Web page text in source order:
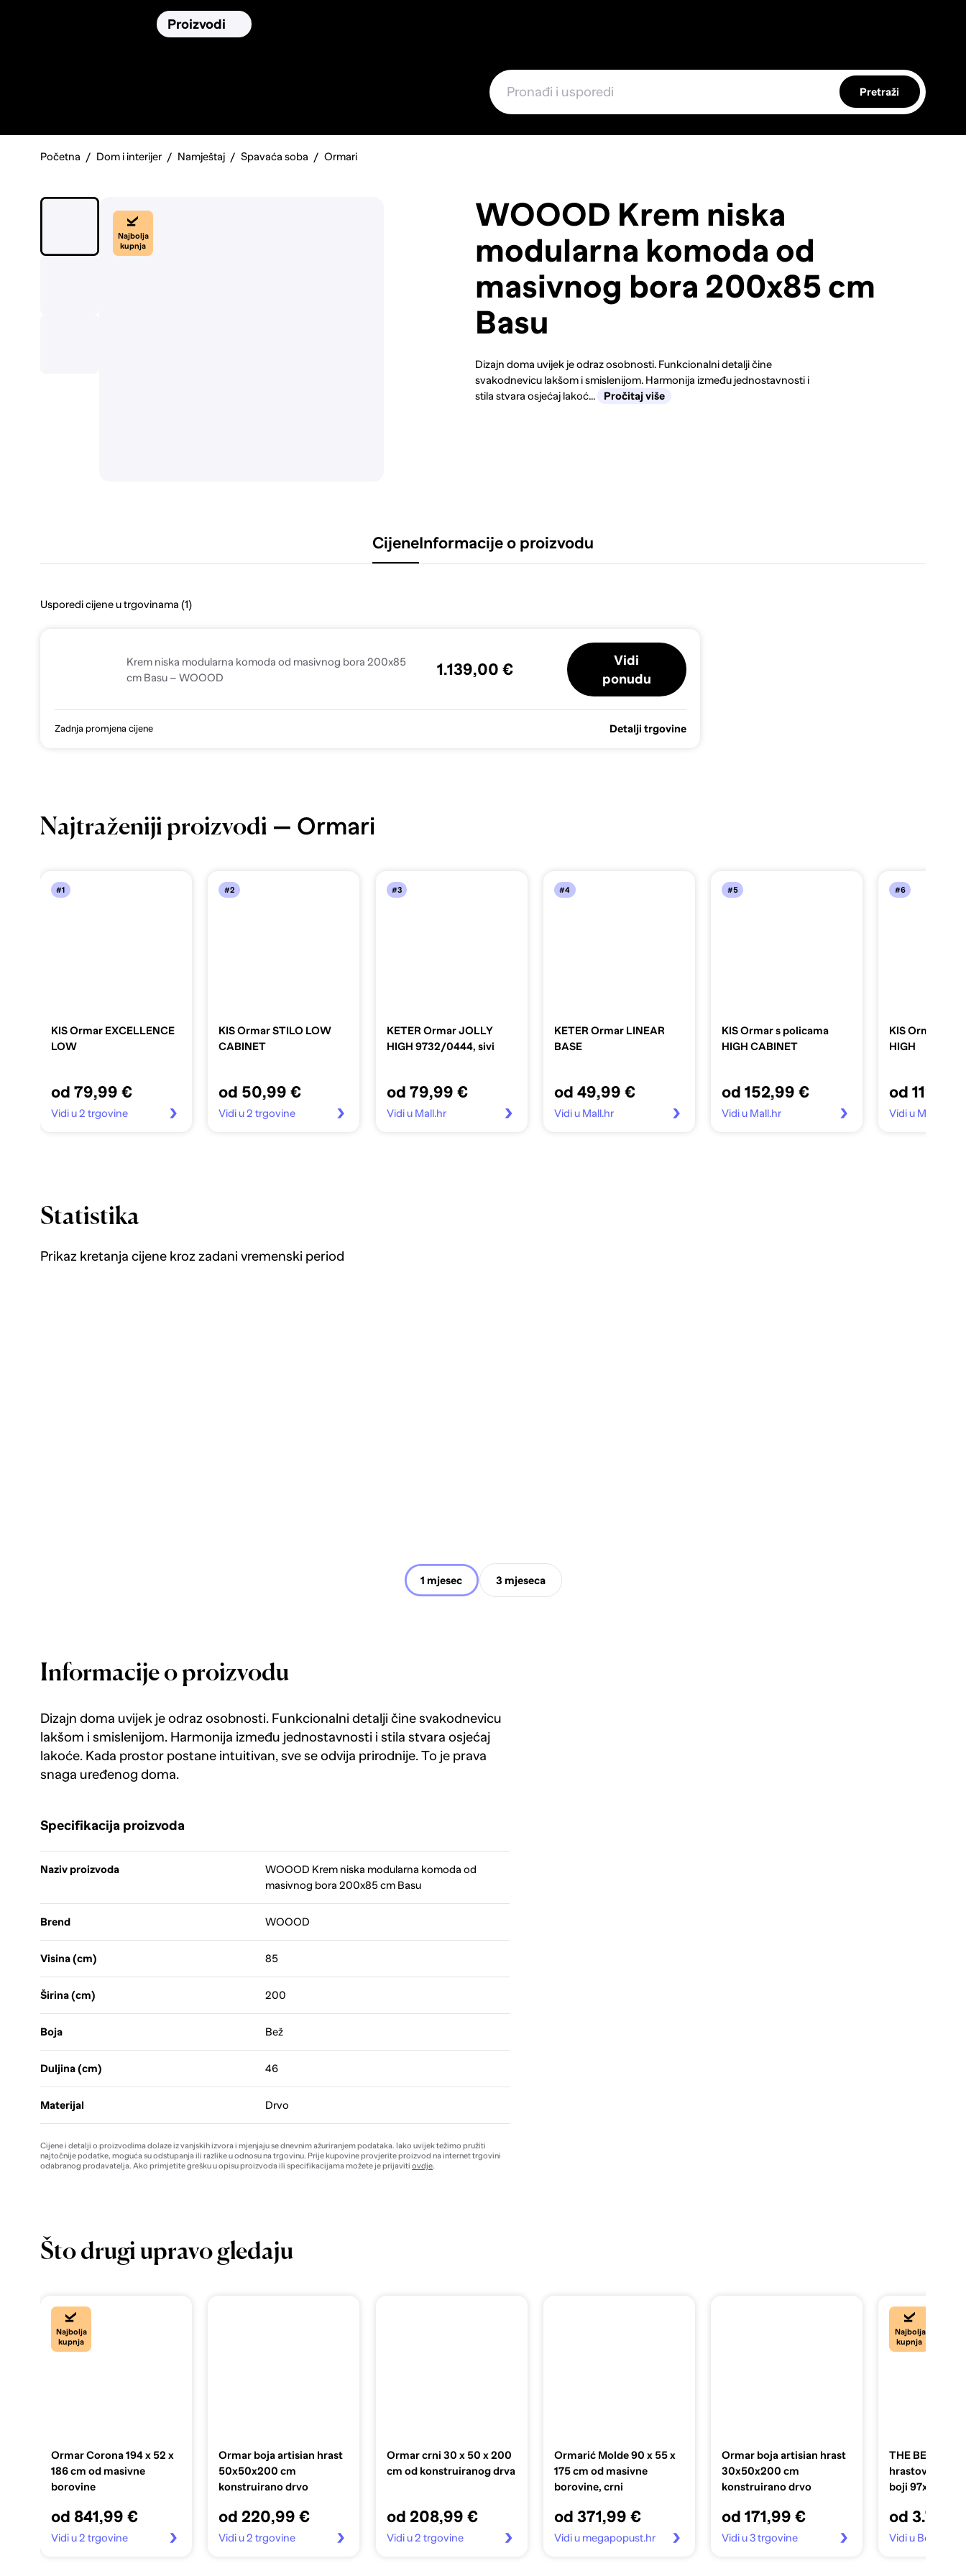
Proizvodi
Pretraži
Početna Dom i interijer Namještaj Spavaća soba Ormari
Najbolja
kupnja
WOOOD Krem niska
modularna komoda od
masivnog bora 200x85 cm
Basu
Dizajn doma uvijek je odraz osobnosti. Funkcionalni detalji čine
svakodnevicu lakšom i smislenijom. Harmonija između jednostavnosti i
stila stvara osjećaj lakoć...
Pročitaj više
CijeneInformacije o proizvodu
Usporedi cijene u trgovinama (1)
Krem niska modularna komoda od masivnog bora 200x85
cm Basu – WOOOD
1.139,00 €
Vidi
ponudu
Zadnja promjena cijene Detalji trgovine
Najtraženiji proizvodi — Ormari
#1
KIS Ormar EXCELLENCE
LOW
od 79,99 €
Vidi u 2 trgovine
#2
KIS Ormar STILO LOW
CABINET
od 50,99 €
Vidi u 2 trgovine
#3
KETER Ormar JOLLY
HIGH 9732/0444, sivi
od 79,99 €
Vidi u Mall.hr
#4
KETER Ormar LINEAR
BASE
od 49,99 €
Vidi u Mall.hr
#5
KIS Ormar s policama
HIGH CABINET
od 152,99 €
Vidi u Mall.hr
#6
KIS Ormar
HIGH
od 119,99
Vidi u Mall.hr
Statistika
Prikaz kretanja cijene kroz zadani vremenski period
1 mjesec 3 mjeseca
Informacije o proizvodu
Dizajn doma uvijek je odraz osobnosti. Funkcionalni detalji čine svakodnevicu
lakšom i smislenijom. Harmonija između jednostavnosti i stila stvara osjećaj
lakoće. Kada prostor postane intuitivan, sve se odvija prirodnije. To je prava
snaga uređenog doma.
Specifikacija proizvoda
Naziv proizvoda
WOOOD Krem niska modularna komoda od
masivnog bora 200x85 cm Basu
Brend WOOOD
Visina (cm) 85
Širina (cm) 200
Boja Bež
Duljina (cm) 46
Materijal Drvo
Cijene i detalji o proizvodima dolaze iz vanjskih izvora i mjenjaju se dnevnim ažuriranjem podataka. Iako uvijek težimo pružiti
najtočnije podatke, moguća su odstupanja ili razlike u odnosu na trgovinu. Prije kupovine provjerite proizvod na internet trgovini
odabranog prodavatelja. Ako primjetite grešku u opisu proizvoda ili specifikacijama možete je prijaviti ovdje.
Što drugi upravo gledaju
Najbolja
kupnja
Ormar Corona 194 x 52 x
186 cm od masivne
borovine
od 841,99 €
Vidi u 2 trgovine
Ormar boja artisian hrast
50x50x200 cm
konstruirano drvo
od 220,99 €
Vidi u 2 trgovine
Ormar crni 30 x 50 x 200
cm od konstruiranog drva
od 208,99 €
Vidi u 2 trgovine
Ormarić Molde 90 x 55 x
175 cm od masivne
borovine, crni
od 371,99 €
Vidi u megapopust.hr
Ormar boja artisian hrast
30x50x200 cm
konstruirano drvo
od 171,99 €
Vidi u 3 trgovine
Najbolja
kupnja
THE BEDS
hrastovine u
boji 97x196 cm
od
Vidi u Bonami